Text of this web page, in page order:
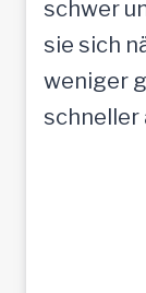
schwer
sie sich
weniger
schneller